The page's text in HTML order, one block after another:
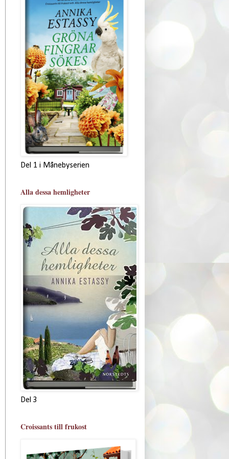
Del 1 i Månebyserien
Alla dessa hemligheter
Del 3
Croissants till frukost